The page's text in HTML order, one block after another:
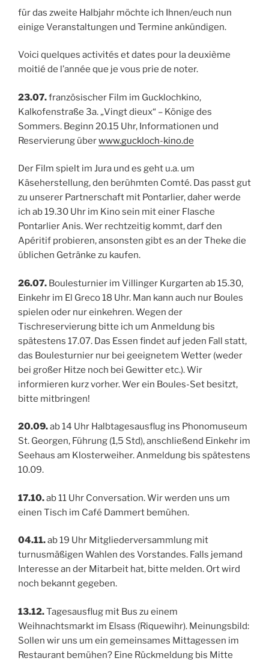
für das zweite Halbjahr möchte ich Ihnen/euch nun
einige Veranstaltungen und Termine ankündigen.
Voici quelques activités et dates pour la deuxième
moitié de l’année que je vous prie de noter.
23.07.französischer Film im Gucklochkino,
Kalkofenstraße 3a. „Vingt dieux“ – Könige des
Sommers. Beginn 20.15 Uhr, Informationen und
Reservierung überwww.guckloch-kino.de
Der Film spielt im Jura und es geht u.a. um
Käseherstellung, den berühmten Comté. Das passt gut
zu unserer Partnerschaft mit Pontarlier, daher werde
ich ab 19.30 Uhr im Kino sein mit einer Flasche
Pontarlier Anis. Wer rechtzeitig kommt, darf den
Apéritif probieren, ansonsten gibt es an der Theke die
üblichen Getränke zu kaufen.
26.07. Boulesturnier im Villinger Kurgarten ab 15.30,
Einkehr im El Greco 18 Uhr. Man kann auch nur Boules
spielen oder nur einkehren. Wegen der
Tischreservierung bitte ich um Anmeldung bis
spätestens 17.07. Das Essen findet auf jeden Fall statt,
das Boulesturnier nur bei geeignetem Wetter (weder
bei großer Hitze noch bei Gewitter etc.). Wir
informieren kurz vorher. Wer ein Boules-Set besitzt,
bitte mitbringen!
20.09.ab 14 Uhr Halbtagesausflug ins Phonomuseum
St. Georgen, Führung (1,5 Std), anschließend Einkehr im
Seehaus am Klosterweiher. Anmeldung bis spätestens
10.09.
17.10.ab 11 Uhr Conversation. Wir werden uns um
einen Tisch im Café Dammert bemühen.
04.11.ab 19 Uhr Mitgliederversammlung mit
turnusmäßigen Wahlen des Vorstandes. Falls jemand
Interesse an der Mitarbeit hat, bitte melden. Ort wird
noch bekannt gegeben.
13.12.Tagesausflug mit Bus zu einem
Weihnachtsmarkt im Elsass (Riquewihr). Meinungsbild:
Sollen wir uns um ein gemeinsames Mittagessen im
Restaurant bemühen? Eine Rückmeldung bis Mitte